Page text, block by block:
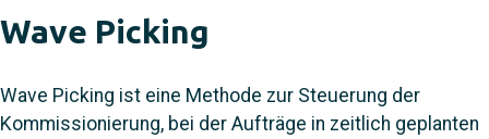
Wave Picking
Wave Picking ist eine Methode zur Steuerung der
Kommissionierung, bei der Aufträge in zeitlich geplanten